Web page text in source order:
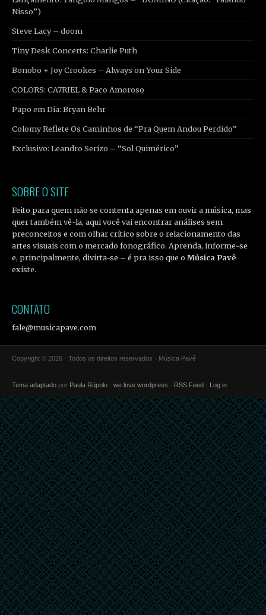
Nisso”)
Steve Lacy – doom
Tiny Desk Concerts: Charlie Puth
Bonobo + Joy Crookes – Always on Your Side
COLORS: CA7RIEL & Paco Amoroso
Papo em Dia: Bryan Behr
Colomy Reflete Os Caminhos de “Pra Quem Andou Perdido”
Exclusivo: Leandro Serizo – “Sol Quimérico”
SOBRE O SITE
Feito para quem não se contenta apenas em ouvir a música, mas
quer também vê-la, aqui você vai encontrar análises sem
preconceitos e com olhar crítico sobre o relacionamento das
artes visuais com o mercado fonográfico. Aprenda, informe-se
e, principalmente, divirta-se – é pra isso que oMúsica Pavê
existe.
CONTATO
fale@musicapave.com
Copyright © 2026 · Todos os direitos reservados · Música Pavê
Tema adaptado por Paula Rúpolo · we love wordpress · RSS Feed · Log in